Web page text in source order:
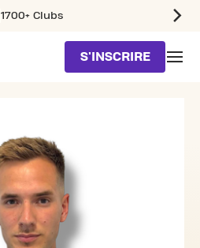
1700+ Clubs
S'INSCRIRE